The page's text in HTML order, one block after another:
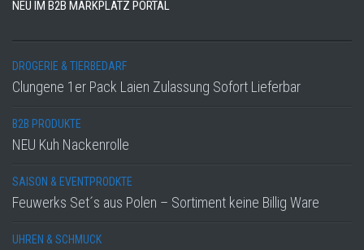
NEU IM B2B MARKPLATZ PORTAL
DROGERIE & TIERBEDARF
Clungene 1er Pack Laien Zulassung Sofort Lieferbar
B2B PRODUKTE
NEU Kuh Nackenrolle
SAISON & EVENTPRODKTE
Feuwerks Set´s aus Polen – Sortiment keine Billig Ware
UHREN & SCHMUCK